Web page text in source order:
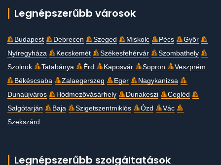
Legnépszerűbb városok
Budapest Debrecen Szeged Miskolc Pécs
Győr
Nyíregyháza
Kecskemét Székesfehérvár
Szombathely
Szolnok
Tatabánya Érd Kaposvár Sopron
Veszprém
Békéscsaba
Zalaegerszeg Eger
Nagykanizsa
Dunaújváros
Hódmezővásárhely Dunakeszi
Cegléd
Salgótarján
Baja Szigetszentmiklós Ózd
Vác
Szekszárd
Legnépszerűbb szolgáltatások